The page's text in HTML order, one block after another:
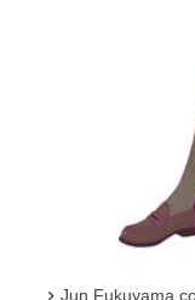
Jun Fukuyama